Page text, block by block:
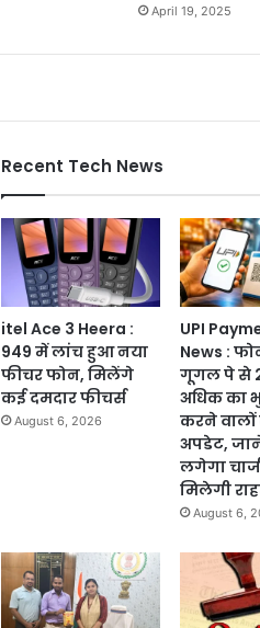
April 19, 2025
Recent Tech News
itel Ace 3 Heera :
949 में लांच हुआ नया
फीचर फोन, मिलेंगे
कई दमदार फीचर्स
August 6, 2026
UPI
News :
गूगल पे से
अधिक का
करने वालों
अपडेट,
लगेगा
मिलेगी
August 6,